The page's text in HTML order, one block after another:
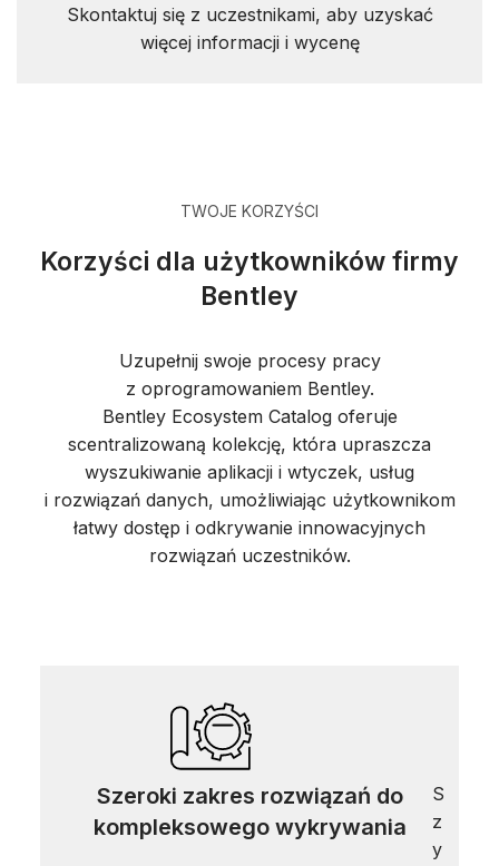
Skontaktuj się z uczestnikami, aby uzyskać
więcej informacji i wycenę
TWOJE KORZYŚCI
Korzyści dla użytkowników firmy
Bentley
Uzupełnij swoje procesy pracy
z oprogramowaniem Bentley.
Bentley Ecosystem Catalog oferuje
scentralizowaną kolekcję, która upraszcza
wyszukiwanie aplikacji i wtyczek, usług
i rozwiązań danych, umożliwiając użytkownikom
łatwy dostęp i odkrywanie innowacyjnych
rozwiązań uczestników.
Szeroki zakres rozwiązań do
kompleksowego wykrywania
S
z
y